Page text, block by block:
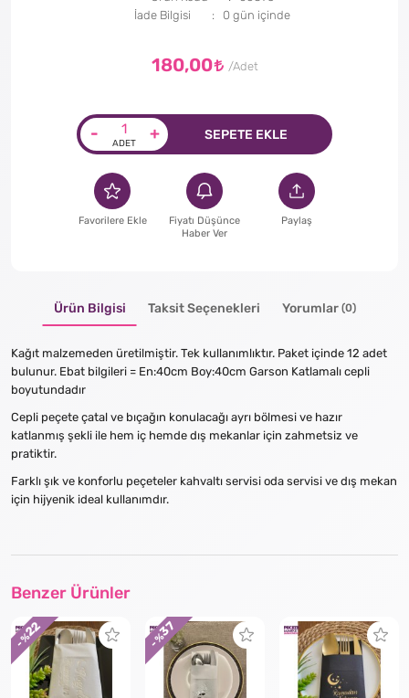
İade Bilgisi
180,00
- + SEPETE EKLE
Favorilere Ekle
Fiyatı Düşünce
Haber Ver
Paylaş
Ürün Bilgisi Taksit Seçenekleri Yorumlar (0)
Kağıt malzemeden üretilmiştir. Tek kullanımlıktır. Paket içinde 12 adet
bulunur. Ebat bilgileri = En:40cm Boy:40cm Garson Katlamalı cepli
boyutundadır
Cepli peçete çatal ve bıçağın konulacağı ayrı bölmesi ve hazır
katlanmış şekli ile hem iç hemde dış mekanlar için zahmetsiz ve
pratiktir.
Farklı şık ve konforlu peçeteler kahvaltı servisi oda servisi ve dış mekan
için hijyenik ideal kullanımdır.
Benzer Ürünler
- %
22
- %
37